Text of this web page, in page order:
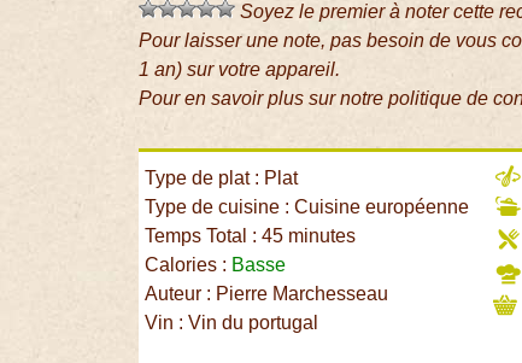
Soyez le premier à noter cette
Pour laisser une note, pas besoin de vous
1 an) sur votre appareil.
Pour en savoir plus sur notre politique de
Type de plat : Plat
Type de cuisine : Cuisine européenne
Temps Total : 45 minutes
Calories : Basse
Auteur : Pierre Marchesseau
Vin : Vin du portugal